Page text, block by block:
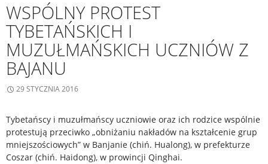
WSPÓLNY PROTEST
TYBETAŃSKICH I
MUZUŁMAŃSKICH UCZNIÓW Z
BAJANU
29 STYCZNIA 2016
Tybetańscy i muzułmańscy uczniowie oraz ich rodzice wspólnie
protestują przeciwko „obniżaniu nakładów na kształcenie grup
mniejszościowych” w Banjanie (chiń. Hualong), w prefekturze
Coszar (chiń. Haidong), w prowincji Qinghai.